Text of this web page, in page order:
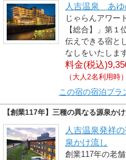
人吉温泉 あゆ
じゃらんアワー
【総合】」第
伝えできる宿と
なしをいたします
料金(税込
（大人2名利用時）
この宿の宿泊プラ
【創業117年】三種の異なる源泉か
人吉温泉発祥
泉かけ流し
創業117年の老